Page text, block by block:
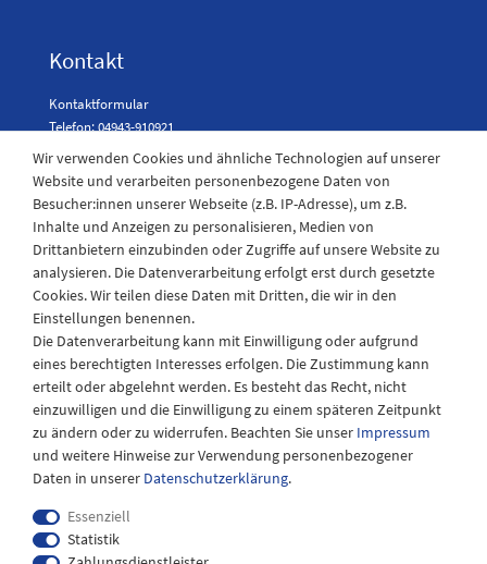
Kontakt
Kontaktformular
Telefon: 04943-910921
Laden Öffnungszeiten
Montag - Freitag
08:30 - 12:30 und 13.00 - 17.30 Uhr
Samstags
08:30 bis 12:30 Uhr
Wir verwenden Cookies und ähnliche Technologien auf unserer
Website und verarbeiten personenbezogene Daten von
Besucher:innen unserer Webseite (z.B. IP-Adresse), um z.B.
Inhalte und Anzeigen zu personalisieren, Medien von
Drittanbietern einzubinden oder Zugriffe auf unsere Website zu
analysieren. Die Datenverarbeitung erfolgt erst durch gesetzte
Cookies. Wir teilen diese Daten mit Dritten, die wir in den
Einstellungen benennen.
Die Datenverarbeitung kann mit Einwilligung oder aufgrund
eines berechtigten Interesses erfolgen. Die Zustimmung kann
erteilt oder abgelehnt werden. Es besteht das Recht, nicht
einzuwilligen und die Einwilligung zu einem späteren Zeitpunkt
zu ändern oder zu widerrufen. Beachten Sie unser Impressum
und weitere Hinweise zur Verwendung personenbezogener
Daten in unserer Daten­schutz­erklärung.
Essenziell
Statistik